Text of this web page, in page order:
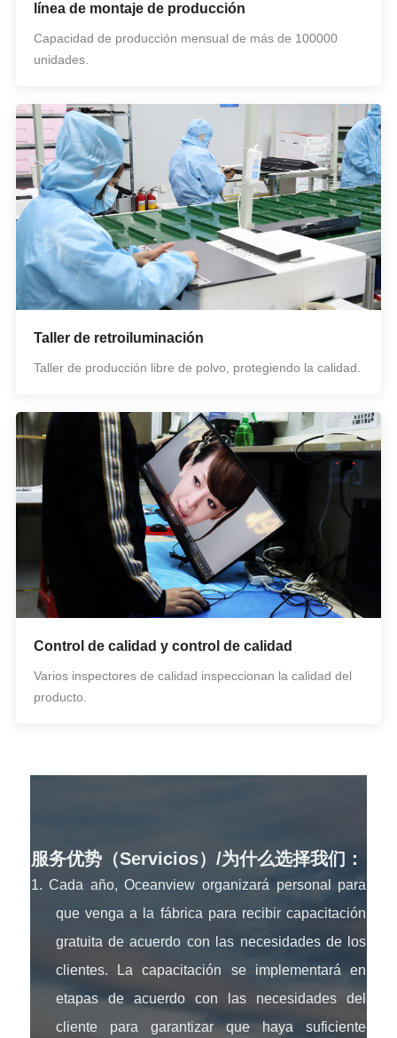
línea de montaje de producción
Capacidad de producción mensual de más de 100000
unidades.
Taller de retroiluminación
Taller de producción libre de polvo, protegiendo la calidad.
Control de calidad y control de calidad
Varios inspectores de calidad inspeccionan la calidad del
producto.
服务优势（Servicios）/为什么选择我们：
1. Cada año, Oceanview organizará personal para
que venga a la fábrica para recibir capacitación
gratuita de acuerdo con las necesidades de los
clientes. La capacitación se implementará en
etapas de acuerdo con las necesidades del
cliente para garantizar que haya suficiente